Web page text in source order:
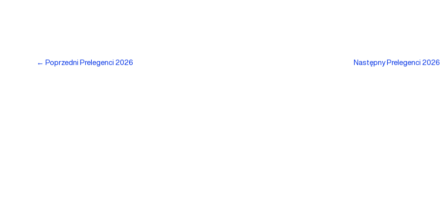
← Poprzedni Prelegenci 2026 Następny Prelegenci 2026